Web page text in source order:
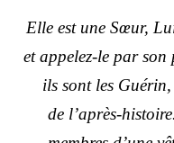
Elle est une Sœur,
et appelez-le par
ils sont les
de l’après-